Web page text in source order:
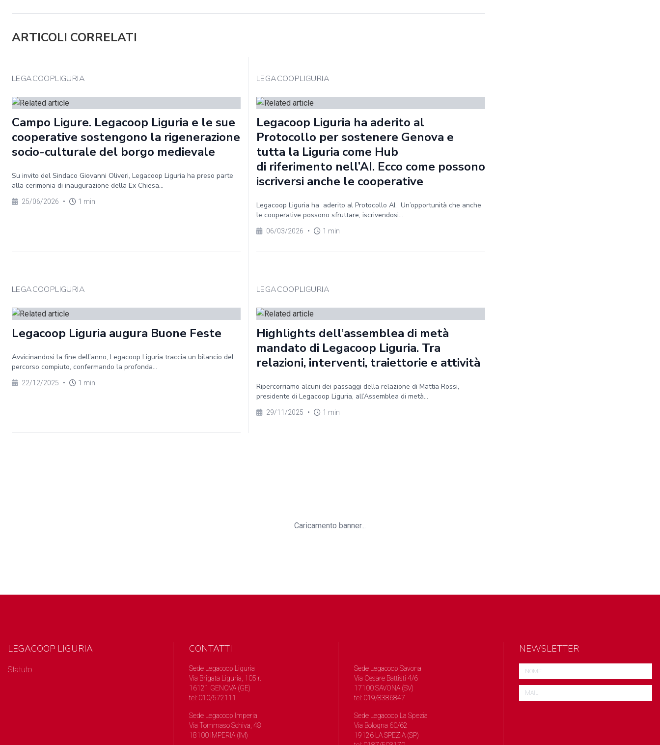
ARTICOLI CORRELATI
LEGACOOPLIGURIA
Campo Ligure. Legacoop Liguria e le sue
cooperative sostengono la rigenerazione
socio-culturale del borgo medievale
Su invito del Sindaco Giovanni Oliveri, Legacoop Liguria ha preso parte
alla cerimonia di inaugurazione della Ex Chiesa...
25/06/2026 • 1 min
LEGACOOPLIGURIA
Legacoop Liguria ha aderito al
Protocollo per sostenere Genova e
tutta la Liguria come Hub
di riferimento nell’AI. Ecco come possono
iscriversi anche le cooperative
Legacoop Liguria ha aderito al Protocollo AI. Un’opportunità che anche
le cooperative possono sfruttare, iscrivendosi...
06/03/2026 • 1 min
LEGACOOPLIGURIA
Legacoop Liguria augura Buone Feste
Avvicinandosi la fine dell’anno, Legacoop Liguria traccia un bilancio del
percorso compiuto, confermando la profonda...
22/12/2025 • 1 min
LEGACOOPLIGURIA
Highlights dell’assemblea di metà
mandato di Legacoop Liguria. Tra
relazioni, interventi, traiettorie e attività
Ripercorriamo alcuni dei passaggi della relazione di Mattia Rossi,
presidente di Legacoop Liguria, all’Assemblea di metà...
29/11/2025 • 1 min
Caricamento banner...
LEGACOOP LIGURIA
Statuto
CONTATTI
Sede Legacoop Liguria
Via Brigata Liguria, 105 r.
16121 GENOVA (GE)
tel: 010/572111
Sede Legacoop Imperia
Via Tommaso Schiva, 48
18100 IMPERIA (IM)
Sede Legacoop Savona
Via Cesare Battisti 4/6
17100 SAVONA (SV)
tel: 019/8386847
Sede Legacoop La Spezia
Via Bologna 60/62
19126 LA SPEZIA (SP)
NEWSLETTER